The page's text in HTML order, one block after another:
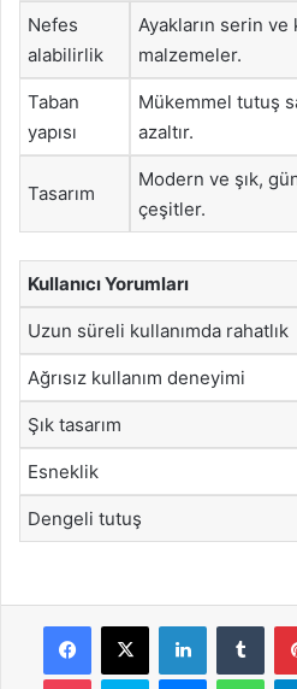
Nefes
alabilirlik
Ayakların serin ve
malzemeler.
Taban
yapısı
Mükemmel tutuş
azaltır.
Tasarım
Modern ve şık,
çeşitler.
Kullanıcı Yorumları
Uzun süreli kullanımda rahatlık
Ağrısız kullanım deneyimi
Şık tasarım
Esneklik
Dengeli tutuş
Facebook
X LinkedIn
Pocket Skype Messenger